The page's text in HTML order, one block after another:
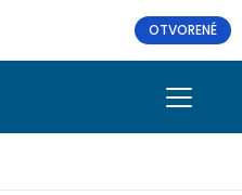
OTVORENÉ